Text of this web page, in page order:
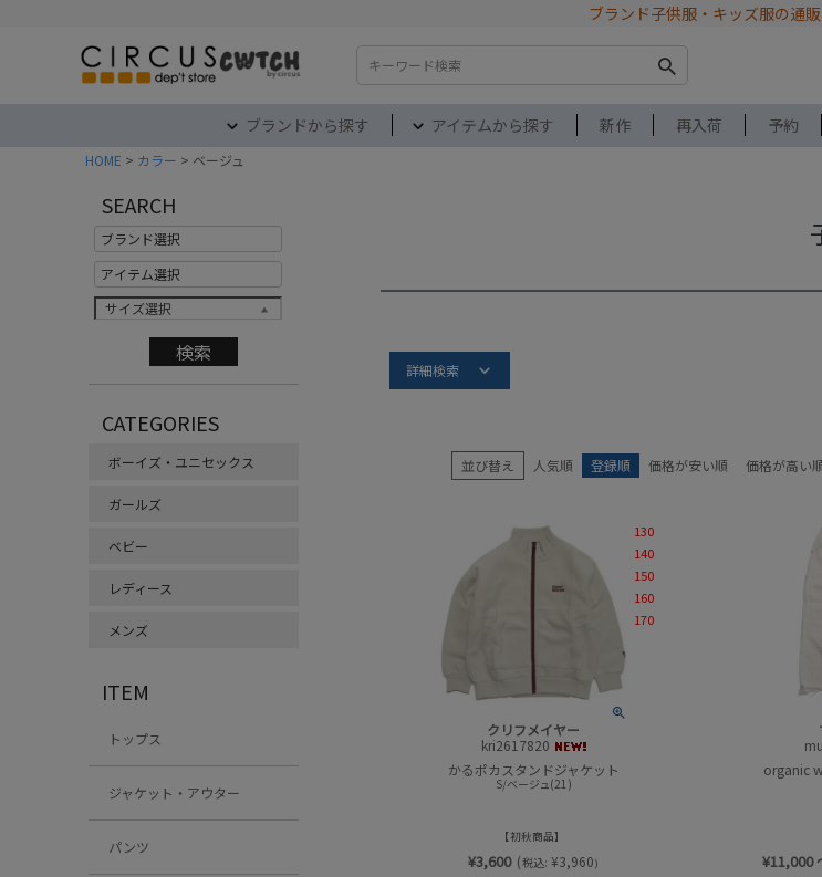
ブランド子供服・キッズ服の通
検索
ブランドから探す アイテムから探す 新作 再入荷 予約
HOME カラー ベージュ
SEARCH
サイズ選択
CATEGORIES
ボーイズ・ユニセックス
ガールズ
ベビー
レディース
メンズ
ITEM
トップス
ジャケット・アウター
パンツ
詳細検索
Item Search
販売中／予約受付中
セール商品
並び替え 人気順 登録順 価格が安い順 価格が高い
クリフメイヤー
kri2617820
かるポカスタンドジャケット
S/ベージュ(21)
初秋商品
¥3,600 (税込: ¥3,960)
130
140
150
160
170
organic
¥11,000